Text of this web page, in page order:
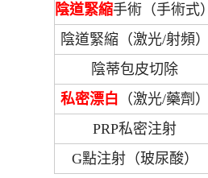
陰道緊縮手術（手術式）
陰道緊縮（激光/射頻）
陰蒂包皮切除
私密漂白 （激光/藥劑）
PRP私密注射
G點注射（玻尿酸）